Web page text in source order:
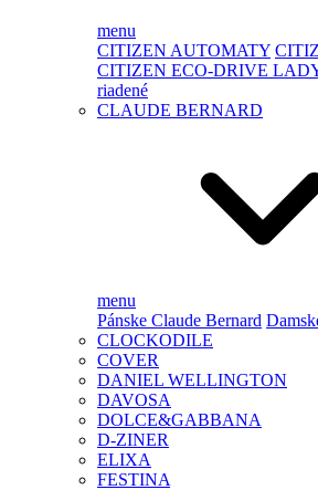
menu
CITIZEN AUTOMATY
CITIZEN ECO-DRIVE
riadené
CLAUDE BERNARD
menu
Pánske Claude Bernard
CLOCKODILE
COVER
DANIEL WELLINGTON
DAVOSA
DOLCE&GABBANA
D-ZINER
ELIXA
FESTINA